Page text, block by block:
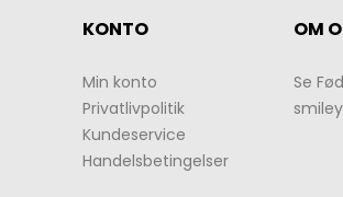
KONTO
Min konto
Privatlivpolitik
Kundeservice
Handelsbetingelser
OM
Se